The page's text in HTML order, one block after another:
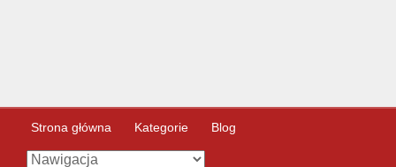
Strona główna Kategorie Blog